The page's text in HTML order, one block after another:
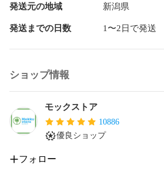
FE-65U7030 FE-55U7030 FE-65U6030
43U3330
FE-65U8040 FE-55U8040 FE-65U7040
48US740 FL-65UQ540 FL-55UQ540 FL-
FL-55U5040 FL-49U5040 FL-55U3340
※FRM-111TV FRM-112TV FRM-
対応です。
発送元の地域 新潟県
発送までの日数 1〜2日で発送
ショップ情報
モックストア
10886
優良ショップ
フォロー